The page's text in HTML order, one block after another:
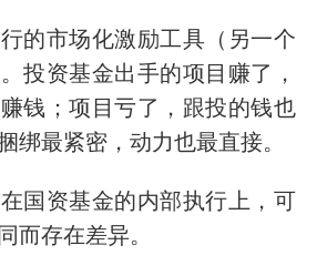
的市场化激励工具（另一个
投资基金出手的项目赚了，
钱；项目亏了，跟投的钱也
绑最紧密，动力也最直接。
国资基金的内部执行上，可
而存在差异。